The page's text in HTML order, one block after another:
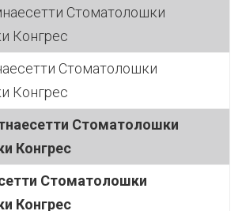
Стоматолошки
Конгрес
Стоматолошки
Конгрес
Стоматолошки
Конгрес
Стоматолошки
Конгрес